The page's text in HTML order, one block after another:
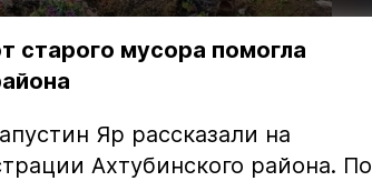
старого мусора помогла
Яр рассказали на
Ахтубинского района. По